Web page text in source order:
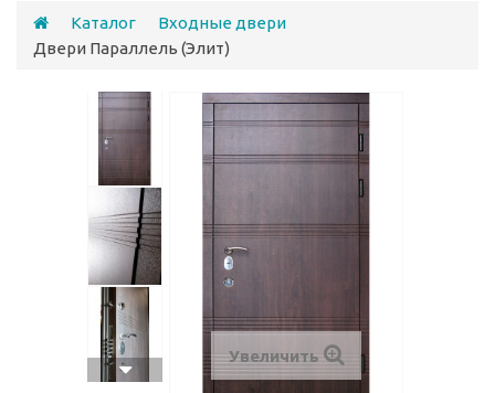
Каталог
Входные двери
Двери Параллель (Элит)
Увеличить